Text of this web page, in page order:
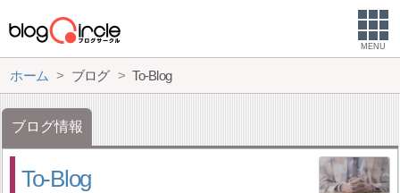
MENU
ホーム ブログ To-Blog
ブログ情報
To-Blog